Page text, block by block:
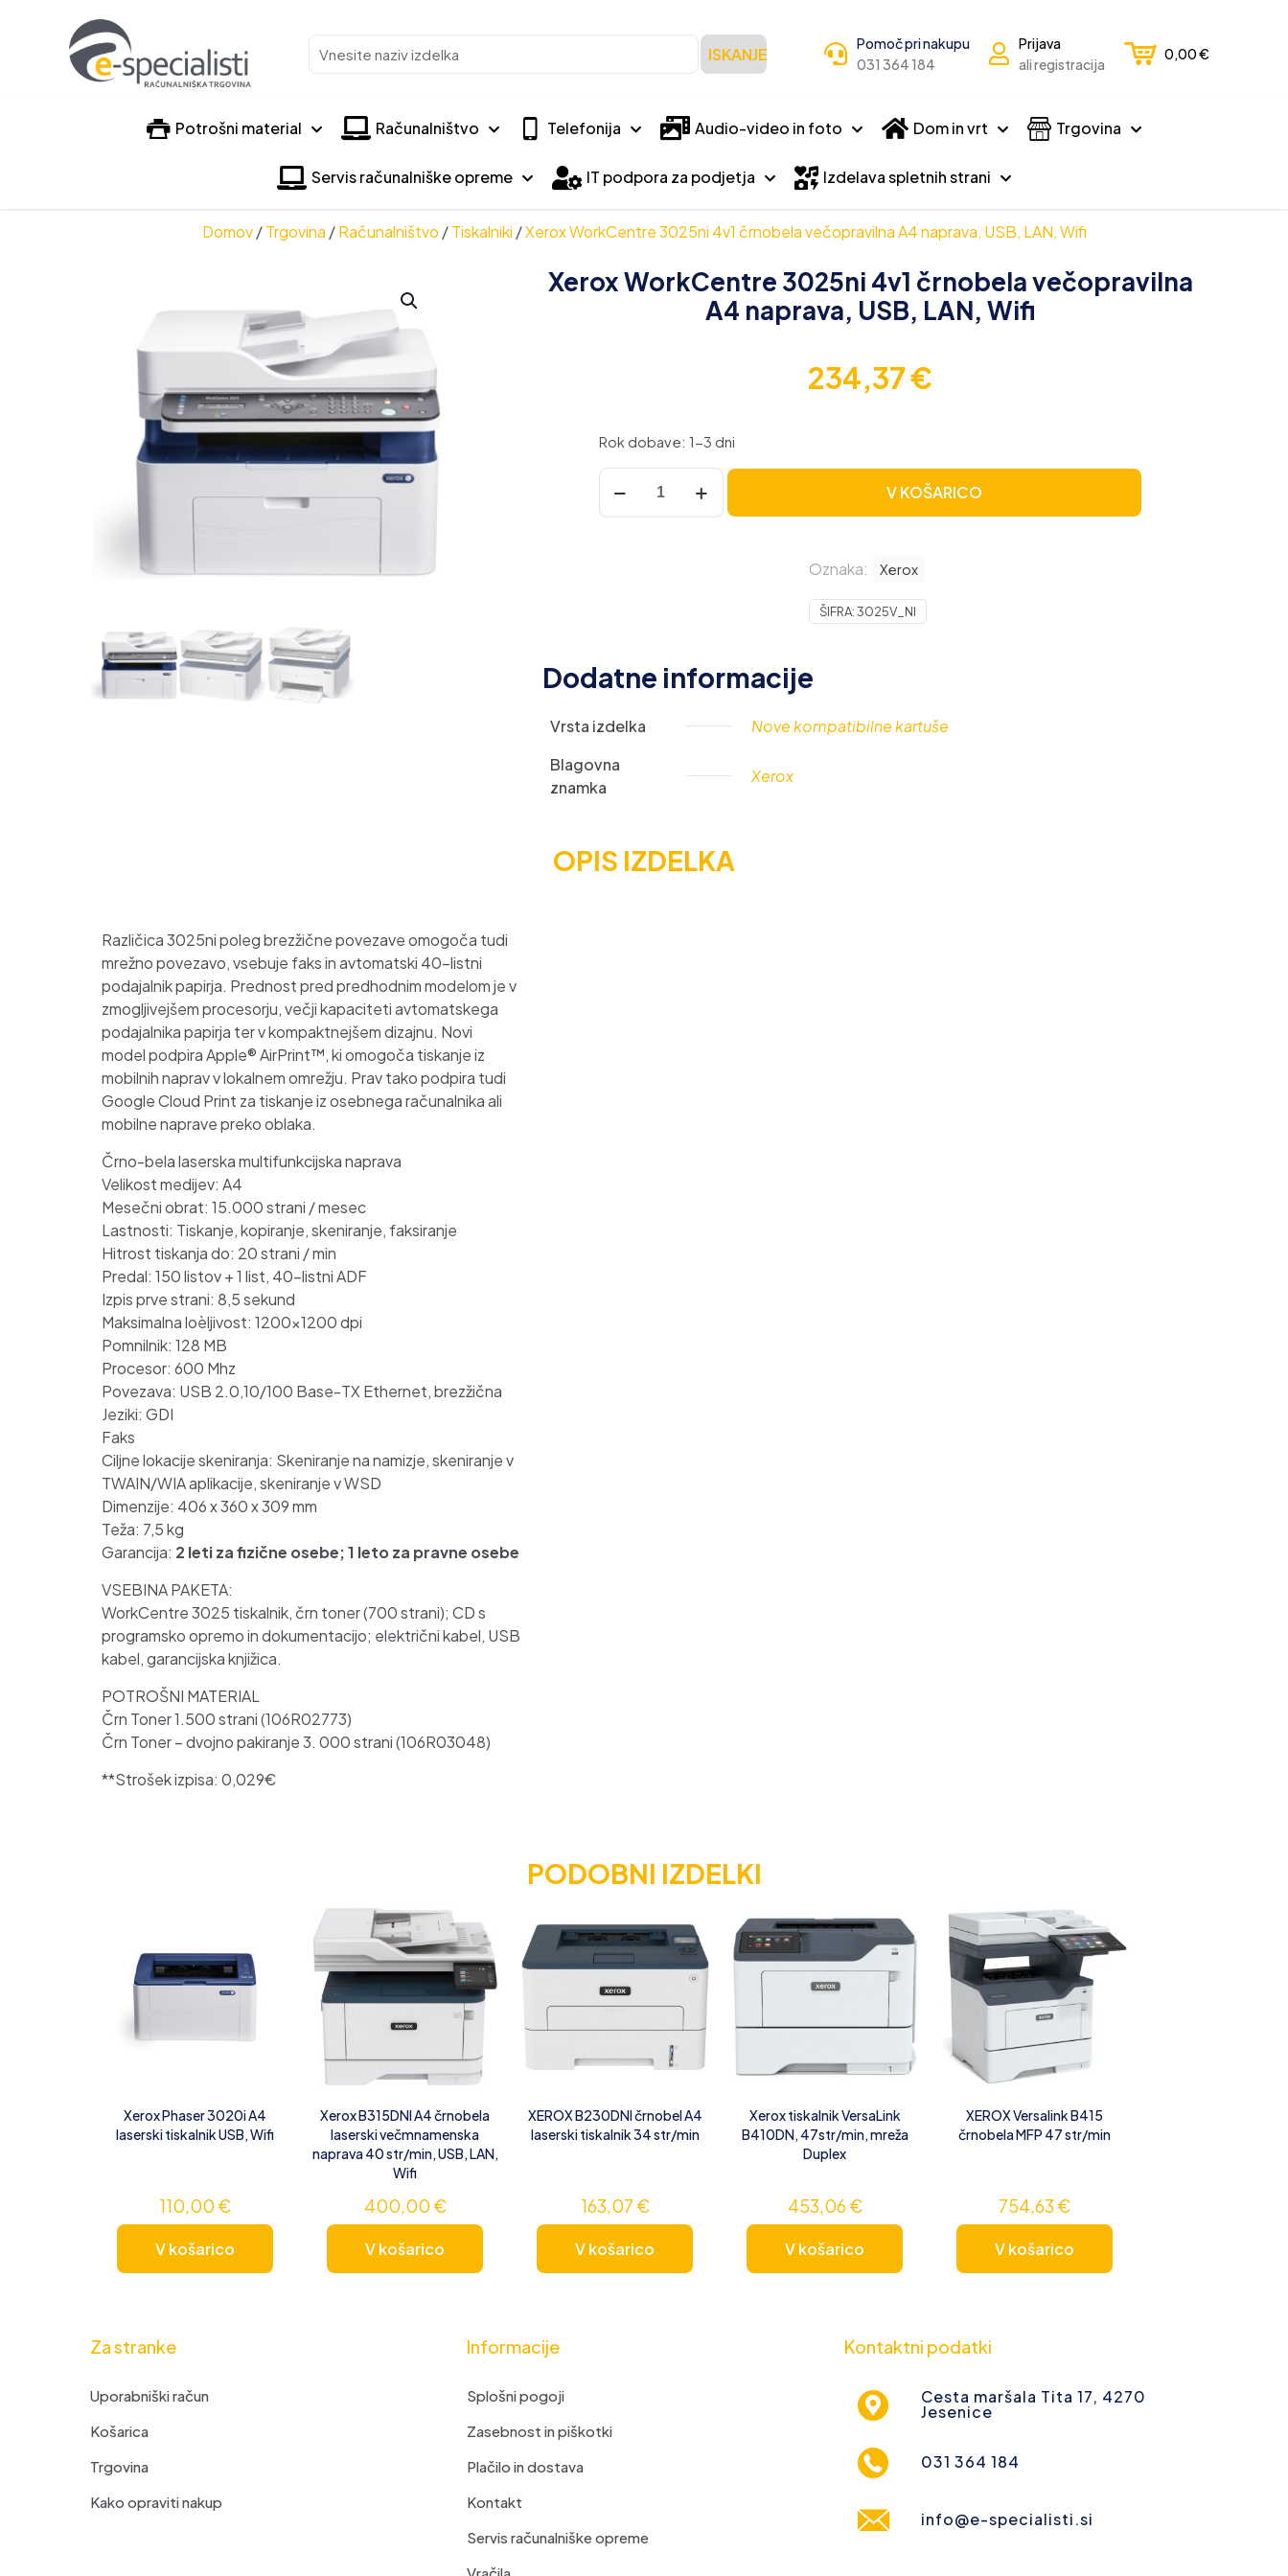
Vnesite
naziv
ISKANJE
Pomoč pri nakupu
031 364 184
Prijava
ali registracija
0,00€
Potrošni material Računalništvo Telefonija Audio-video in foto Dom in vrt Trgovina
Servis računalniške opreme IT podpora za podjetja Izdelava spletnih strani
Domov / Trgovina / Računalništvo / Tiskalniki /Xerox WorkCentre 3025ni 4v1 črnobela večopravilna A4 naprava, USB, LAN, Wifi
Xerox WorkCentre 3025ni 4v1 črnobela večopravilna
A4 naprava, USB, LAN, Wifi
234,37€
Rok dobave: 1-3 dni
Xerox
WorkCentre
3025ni
LAN,
količina
V KOŠARICO
Oznaka: Xerox
ŠIFRA:3025V_NI
Dodatne informacije
Vrsta izdelka
Nove kompatibilne kartuše
Blagovna
znamka
Xerox
OPIS IZDELKA
Različica 3025ni poleg brezžične povezave omogoča tudi
mrežno povezavo, vsebuje faks in avtomatski 40-listni
podajalnik papirja. Prednost pred predhodnim modelom je v
zmogljivejšem procesorju, večji kapaciteti avtomatskega
podajalnika papirja ter v kompaktnejšem dizajnu. Novi
model podpira Apple® AirPrint™, ki omogoča tiskanje iz
mobilnih naprav v lokalnem omrežju. Prav tako podpira tudi
Google Cloud Print za tiskanje iz osebnega računalnika ali
mobilne naprave preko oblaka.
Črno-bela laserska multifunkcijska naprava
Velikost medijev: A4
Mesečni obrat: 15.000 strani / mesec
Lastnosti: Tiskanje, kopiranje, skeniranje, faksiranje
Hitrost tiskanja do: 20 strani / min
Predal: 150 listov + 1 list, 40-listni ADF
Izpis prve strani: 8,5 sekund
Maksimalna loèljivost: 1200×1200 dpi
Pomnilnik: 128 MB
Procesor: 600 Mhz
Povezava: USB 2.0,10/100 Base-TX Ethernet, brezžična
Jeziki: GDI
Faks
Ciljne lokacije skeniranja: Skeniranje na namizje, skeniranje v
TWAIN/WIA aplikacije, skeniranje v WSD
Dimenzije: 406 x 360 x 309 mm
Teža: 7,5 kg
Garancija: 2 leti za fizične osebe; 1 leto za pravne osebe
VSEBINA PAKETA:
WorkCentre 3025 tiskalnik, črn toner (700 strani); CD s
programsko opremo in dokumentacijo; električni kabel, USB
kabel, garancijska knjižica.
POTROŠNI MATERIAL
Črn Toner 1.500 strani (106R02773)
Črn Toner – dvojno pakiranje 3. 000 strani (106R03048)
**Strošek izpisa: 0,029€
PODOBNI IZDELKI
Xerox Phaser 3020i A4
laserski tiskalnik USB, Wifi
110,00 €
V košarico
Xerox B315DNI A4 črnobela
laserski večmnamenska
naprava 40 str/min, USB, LAN,
Wifi
400,00 €
V košarico
XEROX B230DNI črnobel A4
laserski tiskalnik 34 str/min
163,07 €
V košarico
Xerox tiskalnik VersaLink
B410DN, 47str/min, mreža
Duplex
453,06€
V košarico
XEROX Versalink B415
črnobela MFP 47 str/min
754,63 €
V košarico
Za stranke
Uporabniški račun
Košarica
Trgovina
Kako opraviti nakup
Informacije
Splošni pogoji
Zasebnost in piškotki
Plačilo in dostava
Kontakt
Servis računalniške opreme
Kontaktni podatki
Cesta maršala Tita 17, 4270
Jesenice
031 364 184
info@e-specialisti.si